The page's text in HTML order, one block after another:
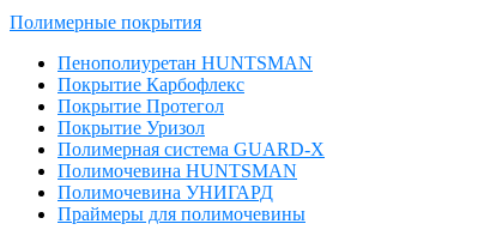
Полимерные покрытия
Пенополиуретан HUNTSMAN
Покрытие Карбофлекс
Покрытие Протегол
Покрытие Уризол
Полимерная система GUARD-X
Полимочевина HUNTSMAN
Полимочевина УНИГАРД
Праймеры для полимочевины